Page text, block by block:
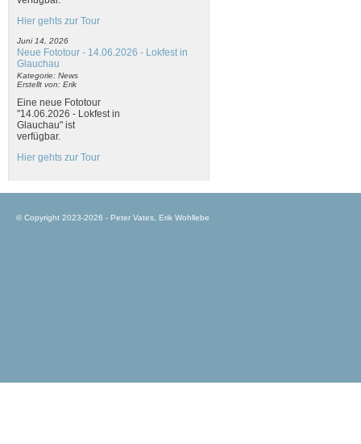
Hier gehts zur Tour
Juni 14, 2026
Neue Fototour - 14.06.2026 - Lokfest in
Glauchau
Kategorie: News
Erstellt von: Erik
Eine neue Fototour
"14.06.2026 - Lokfest in
Glauchau" ist
verfügbar.
Hier gehts zur Tour
© Copyright 2023-2026 - Peter Vates, Erik Wohllebe